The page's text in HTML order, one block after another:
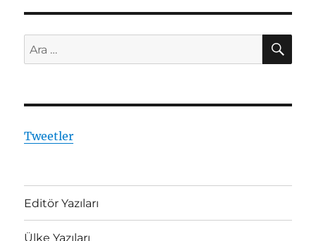
Ara:
Tweetler
Editör Yazıları
Ülke Yazıları